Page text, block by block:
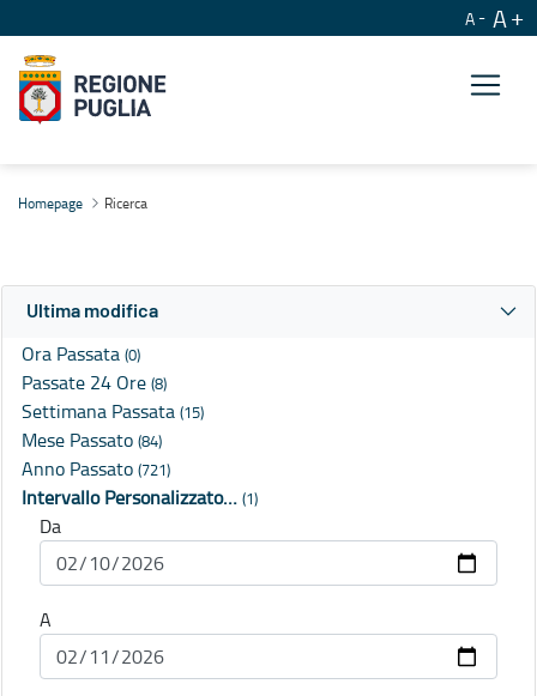
A A
Homepage Ricerca
Ultima modifica
Ora Passata (0)
Passate 24 Ore (8)
Settimana Passata (15)
Mese Passato (84)
Anno Passato (721)
Intervallo Personalizzato… (1)
Da
A